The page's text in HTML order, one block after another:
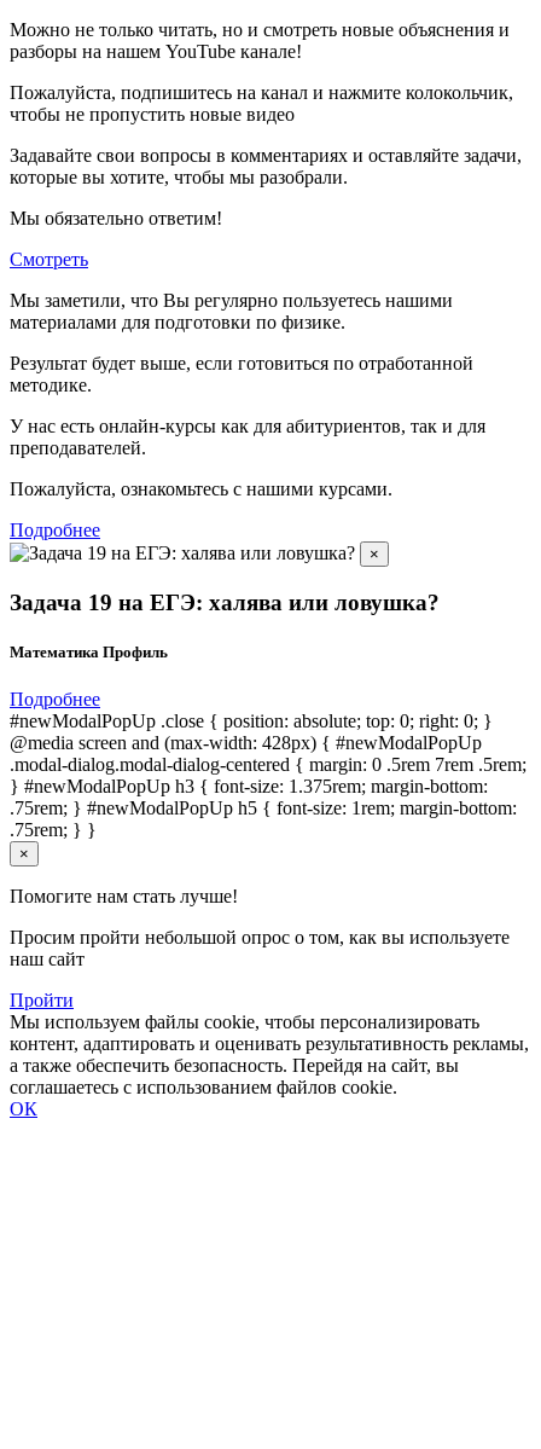
Можно не только читать, но и смотреть новые объяснения и
разборы на нашем YouTube канале!
Пожалуйста, подпишитесь на канал и нажмите колокольчик,
чтобы не пропустить новые видео
Задавайте свои вопросы в комментариях и оставляйте задачи,
которые вы хотите, чтобы мы разобрали.
Мы обязательно ответим!
Смотреть
Мы заметили, что Вы регулярно пользуетесь нашими
материалами для подготовки по физике.
Результат будет выше, если готовиться по отработанной
методике.
У нас есть онлайн-курсы как для абитуриентов, так и для
преподавателей.
Пожалуйста, ознакомьтесь с нашими курсами.
Подробнее
×
Задача 19 на ЕГЭ: халява или ловушка?
Математика Профиль
Подробнее
#newModalPopUp .close { position: absolute; top: 0; right: 0; }
@media screen and (max-width: 428px) { #newModalPopUp
.modal-dialog.modal-dialog-centered { margin: 0 .5rem 7rem .5rem;
} #newModalPopUp h3 { font-size: 1.375rem; margin-bottom:
.75rem; } #newModalPopUp h5 { font-size: 1rem; margin-bottom:
.75rem; } }
×
Помогите нам стать лучше!
Просим пройти небольшой опрос о том, как вы используете
наш сайт
Пройти
Мы используем файлы cookie, чтобы персонализировать
контент, адаптировать и оценивать результативность рекламы,
а также обеспечить безопасность. Перейдя на сайт, вы
соглашаетесь с использованием файлов cookie.
ОК